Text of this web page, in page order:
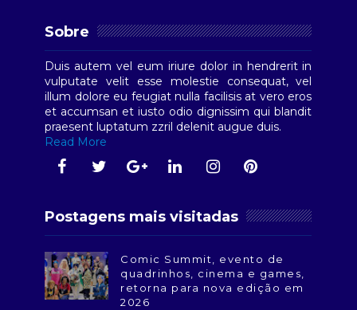
Sobre
Duis autem vel eum iriure dolor in hendrerit in
vulputate velit esse molestie consequat, vel
illum dolore eu feugiat nulla facilisis at vero eros
et accumsan et iusto odio dignissim qui blandit
praesent luptatum zzril delenit augue duis.
Read More
Postagens mais visitadas
Comic Summit, evento de
quadrinhos, cinema e games,
retorna para nova edição em
2026